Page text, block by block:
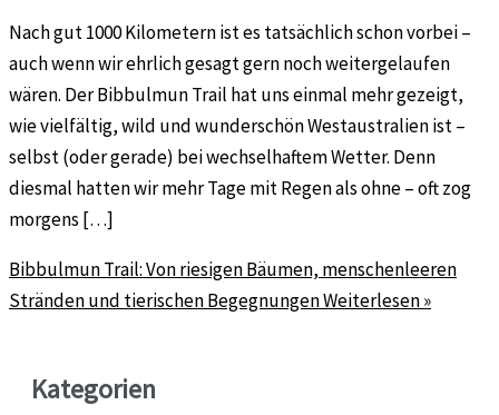
Nach gut 1000 Kilometern ist es tatsächlich schon vorbei –
auch wenn wir ehrlich gesagt gern noch weitergelaufen
wären. Der Bibbulmun Trail hat uns einmal mehr gezeigt,
wie vielfältig, wild und wunderschön Westaustralien ist –
selbst (oder gerade) bei wechselhaftem Wetter. Denn
diesmal hatten wir mehr Tage mit Regen als ohne – oft zog
morgens […]
Bibbulmun Trail: Von riesigen Bäumen, menschenleeren
Stränden und tierischen BegegnungenWeiterlesen »
Kategorien